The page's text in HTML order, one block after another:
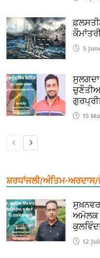
5
ਸੁਲਗਦਾ
15
ਸ਼ਰਧਾਂਜਲੀ/ਅੰਤਿਮ-
ਸੁਖ਼ਨਵਰ
ਅਮੋਲਕ
12